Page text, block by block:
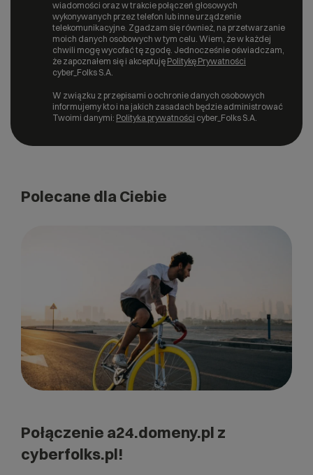
wiadomości oraz w trakcie połączeń głosowych
wykonywanych przez telefon lub inne urządzenie
telekomunikacyjne. Zgadzam się również, na przetwarzanie
moich danych osobowych w tym celu. Wiem, że w każdej
chwili mogę wycofać tę zgodę. Jednocześnie oświadczam,
że zapoznałem się i akceptuję Politykę Prywatności
cyber_Folks S.A.
W związku z przepisami o ochronie danych osobowych
informujemy kto i na jakich zasadach będzie administrować
Twoimi danymi: Polityka prywatności cyber_Folks S.A.
Polecane dla Ciebie
Połączenie a24.domeny.pl z
cyberfolks.pl!